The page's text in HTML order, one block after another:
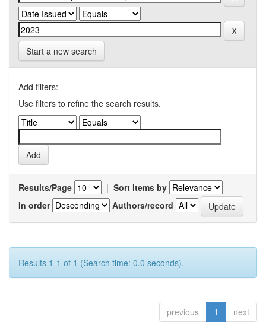
Start a new search
Add filters:
Use filters to refine the search results.
Results/Page | Sort items by
In order
Authors/record
Results 1-1 of 1 (Search time: 0.0 seconds).
previous 1 next